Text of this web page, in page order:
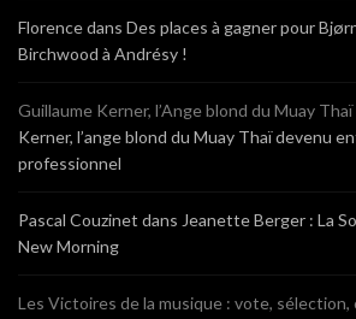
Florencedans Des places à gagner pour
Birchwood à Andrésy !
Guillaume Kerner, l’Ange blond du Muay Thaï
Kerner, l’ange blond du Muay Thaï devenu
professionnel
Pascal Couzinet dans Jeanette Berger : La
New Morning
Les Victoires de la musique : vote, sélection,